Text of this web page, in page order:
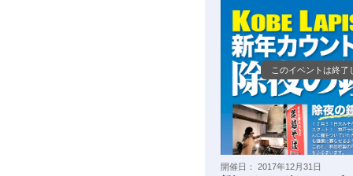
開催日： 2017年12月31日
このイベントは終了